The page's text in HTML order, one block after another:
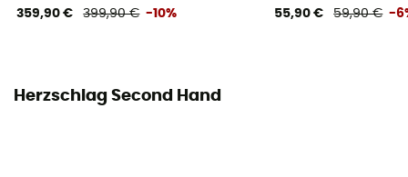
359,90 € 399,90 € -10% 55,90 € 59,90 € -
Herzschlag Second Hand